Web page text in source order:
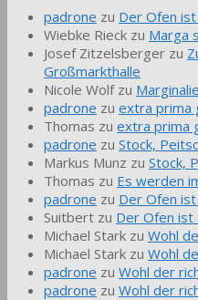
padrone zu Der Ofen ist
Wiebke Rieck zu Marga
Josef Zitzelsberger zu
Großmarkthalle
Nicole Wolfzu
padrone zu extra prima
Thomas zu extra prima
padrone zu Stock,
Markus Munz zu Stock,
Thomas zu Es werden
padrone zu Der Ofen ist
Suitbert zu Der Ofen ist
Michael Stark zu Wohl
Michael Stark zu Wohl
padrone zu Wohl der
padrone zu Wohl der